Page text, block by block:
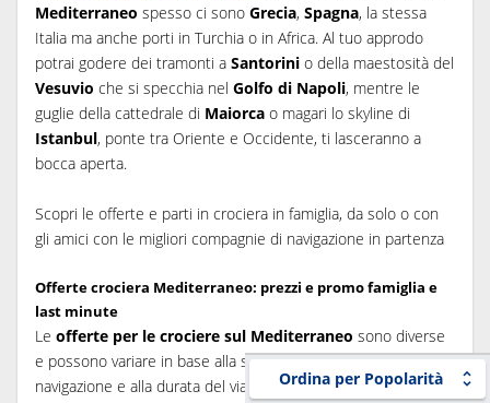
Ordina per Popolarità
Mediterraneo spesso ci sono Grecia, Spagna, la stessa
Italia ma anche porti in Turchia o in Africa. Al tuo approdo
potrai godere dei tramonti a Santorini o della maestosità del
Vesuvio che si specchia nel Golfo di Napoli, mentre le
guglie della cattedrale di Maiorca o magari lo skyline di
Istanbul, ponte tra Oriente e Occidente, ti lasceranno a
bocca aperta.
Scopri le offerte e parti in crociera in famiglia, da solo o con
gli amici con le migliori compagnie di navigazione in partenza
Offerte crociera Mediterraneo: prezzi e promo famiglia e
last minute
Le offerte per le crociere sul Mediterraneo sono diverse
e possono variare in base alla stagione, alle compagnie di
navigazione e alla durata del viaggio.